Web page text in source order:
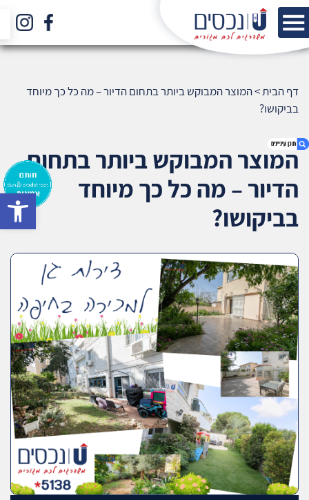
1. המוצר המבוקש ביותר בתחום הדיור – מה כל כך
מיוחד בביקושו?
3. שאלתם ? ענינו !
דף הבית>המוצר המבוקש ביותר בתחום הדיור – מה כל כך מיוחד
בביקושו?
המוצר המבוקש ביותר בתחום
הדיור – מה כל כך מיוחד
בביקושו?